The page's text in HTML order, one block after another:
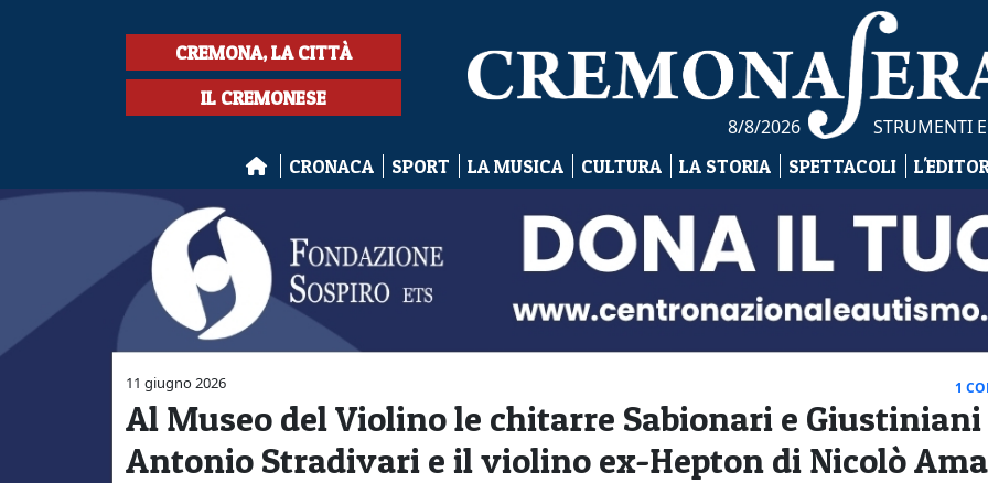
CREMONA, LA CITTÀ
IL CREMONESE
8/8/2026 STRUMENTI
CRONACA SPORT LA MUSICA CULTURA LA STORIA SPETTACOLI
11 giugno 2026 1
Al Museo del Violino le chitarre Sabionari e
Antonio Stradivari e il violino ex-Hepton di Nicolò